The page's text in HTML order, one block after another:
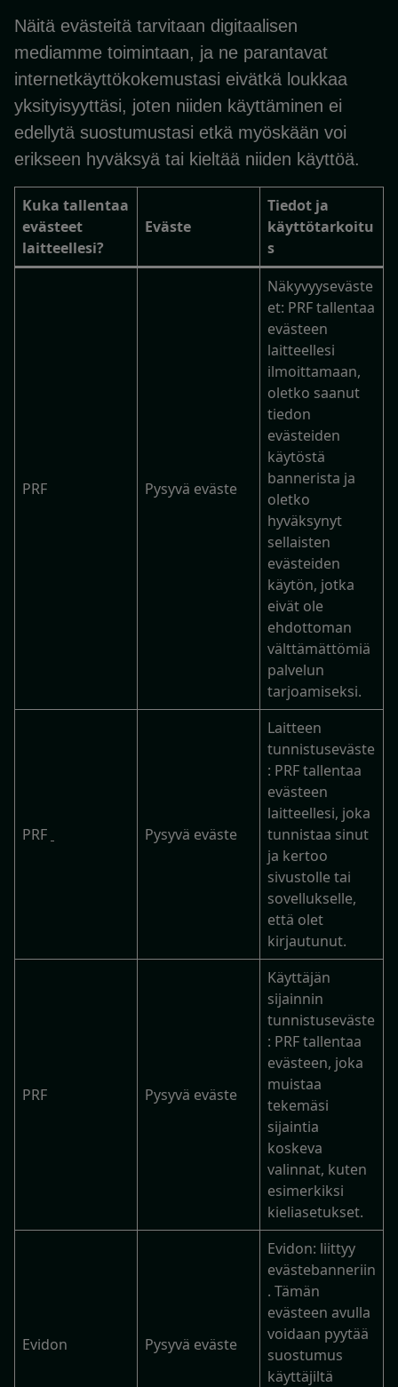
Näitä evästeitä tarvitaan digitaalisen
mediamme toimintaan, ja ne parantavat
internetkäyttökokemustasi eivätkä loukkaa
yksityisyyttäsi, joten niiden käyttäminen ei
edellytä suostumustasi etkä myöskään voi
erikseen hyväksyä tai kieltää niiden käyttöä.
Kuka tallentaa
evästeet
laitteellesi?
Eväste
Tiedot ja
käyttötarkoitu
s
PRF Pysyvä eväste
Näkyvyyseväste
et: PRF tallentaa
evästeen
laitteellesi
ilmoittamaan,
oletko saanut
tiedon
evästeiden
käytöstä
bannerista ja
oletko
hyväksynyt
sellaisten
evästeiden
käytön, jotka
eivät ole
ehdottoman
välttämättömiä
palvelun
tarjoamiseksi.
PRF Pysyvä eväste
Laitteen
tunnistuseväste
: PRF tallentaa
evästeen
laitteellesi, joka
tunnistaa sinut
ja kertoo
sivustolle tai
sovellukselle,
että olet
kirjautunut.
PRF Pysyvä eväste
Käyttäjän
sijainnin
tunnistuseväste
: PRF tallentaa
evästeen, joka
muistaa
tekemäsi
sijaintia
koskeva
valinnat, kuten
esimerkiksi
kieliasetukset.
Evidon Pysyvä eväste
Evidon: liittyy
evästebanneriin
. Tämän
evästeen avulla
voidaan pyytää
suostumus
käyttäjiltä